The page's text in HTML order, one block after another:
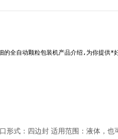
全自动颗粒包装机产品介绍,为你提供*
形式：四边封 适用范围：液体，